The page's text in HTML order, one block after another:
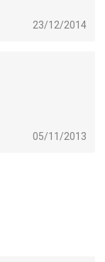
23/12/2014
05/11/2013